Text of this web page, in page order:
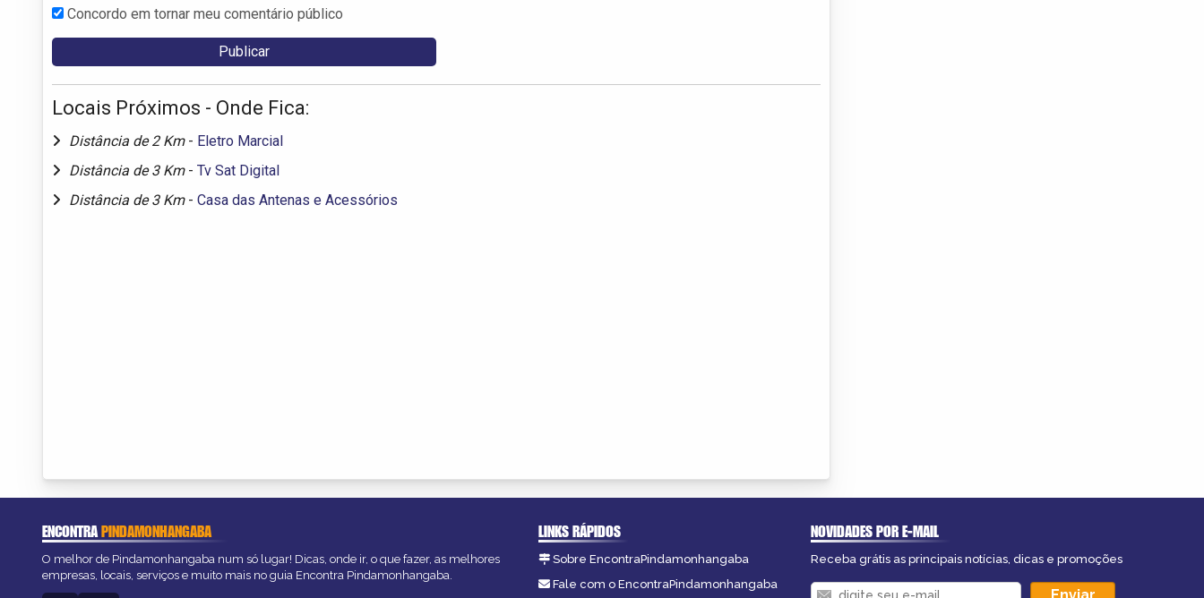
Concordo em tornar meu comentário público
Locais Próximos - Onde Fica:
Distância de 2 Km - Eletro Marcial
Distância de 3 Km - Tv Sat Digital
Distância de 3 Km - Casa das Antenas e Acessórios
ENCONTRAPINDAMONHANGABA
O melhor de Pindamonhangaba num só lugar! Dicas, onde ir, o que fazer, as melhores
empresas, locais, serviços e muito mais no guia Encontra Pindamonhangaba.
LINKS RÁPIDOS
Sobre EncontraPindamonhangaba
Fale com o EncontraPindamonhangaba
NOVIDADES POR E-MAIL
Receba grátis as principais notícias, dicas e promoções